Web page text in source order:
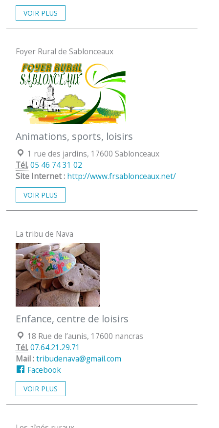
VOIR PLUS
Foyer Rural de Sablonceaux
Animations, sports, loisirs
Localisation :
1 rue des jardins, 17600 Sablonceaux
Tél.05 46 74 31 02
Site Internet : http://www.frsablonceaux.net/
VOIR PLUS
La tribu de Nava
Enfance, centre de loisirs
Localisation :
18 Rue de l’aunis, 17600 nancras
Tél.07.64.21.29.71
Mail :tribudenava@gmail.com
Facebook
VOIR PLUS